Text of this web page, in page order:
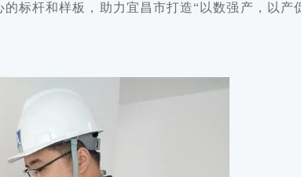
标杆和样板，助力宜昌市打造“以数强产，以产